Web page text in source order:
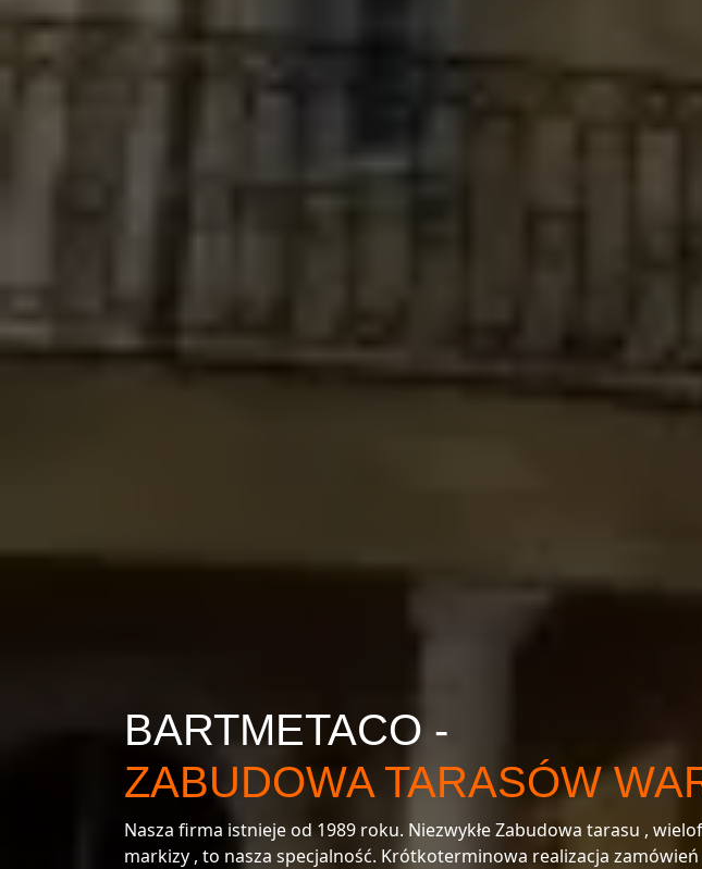
BARTMETACO -
ZABUDOWA TARASÓW
Nasza firma istnieje od 1989 roku. Niezwykłe Zabudowa tarasu ,
markizy , to nasza specjalność. Krótkoterminowa realizacja